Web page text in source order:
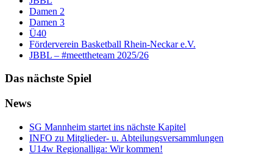
Damen 2
Damen 3
Ü40
Förderverein Basketball Rhein-Neckar e.V.
JBBL – #meettheteam 2025/26
Das nächste Spiel
News
SG Mannheim startet ins nächste Kapitel
INFO zu Mitglieder- u. Abteilungsversammlungen
U14w Regionalliga: Wir kommen!